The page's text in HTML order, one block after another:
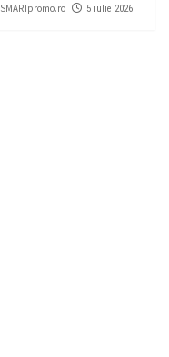
SMARTpromo.ro 5 iulie 2026